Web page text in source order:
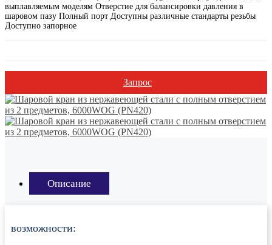
выплавляемым моделям Отверстие для балансировки давления в
шаровом пазу Полный порт Доступны различные стандарты резьбы
Доступно запорное
Запрос
Описание
возможности: